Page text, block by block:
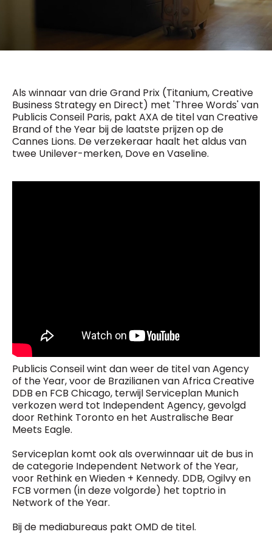
Als winnaar van drie Grand Prix (Titanium, Creative
Business Strategy en Direct) met 'Three Words' van
Publicis Conseil Paris, pakt AXA de titel van Creative
Brand of the Year bij de laatste prijzen op de
Cannes Lions. De verzekeraar haalt het aldus van
twee Unilever-merken, Dove en Vaseline.
Publicis Conseil wint dan weer de titel van Agency
of the Year, voor de Brazilianen van Africa Creative
DDB en FCB Chicago, terwijl Serviceplan Munich
verkozen werd tot Independent Agency, gevolgd
door Rethink Toronto en het Australische Bear
Meets Eagle.
Serviceplan komt ook als overwinnaar uit de bus in
de categorie Independent Network of the Year,
voor Rethink en Wieden + Kennedy. DDB, Ogilvy en
FCB vormen (in deze volgorde) het toptrio in
Network of the Year.
Bij de mediabureaus pakt OMD de titel.
0475 97 12 57
g.byl@mm.be
Chief Editor
Damien Lemaire
0477 37 31 65
5 x week
MM e - News
1 x week
MM Brunch
1 x week
MM Tech
10 x year
MM Best of
Research
10 x year
MM Blue